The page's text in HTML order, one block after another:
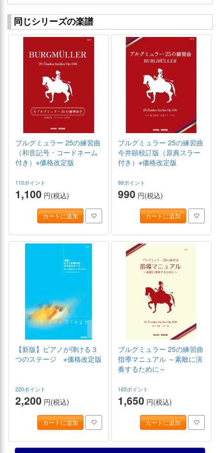
同じシリーズの楽譜
ブルグミュラー 25の練習曲
（和音記号・コードネーム
付き）※価格改定版
110ポイント
1,100 円(税込)
カートに追加
ブルグミュラー 25の練習曲
今井顕校訂版（原典スラー
付き）※価格改定版
99ポイント
990 円(税込)
カートに追加
【新版】ピアノが弾ける３
つのステージ ※価格改定版
220ポイント
2,200 円(税込)
カートに追加
ブルグミュラー 25の練習曲
指導マニュアル ～素敵に演
奏するために～
165ポイント
1,650 円(税込)
カートに追加